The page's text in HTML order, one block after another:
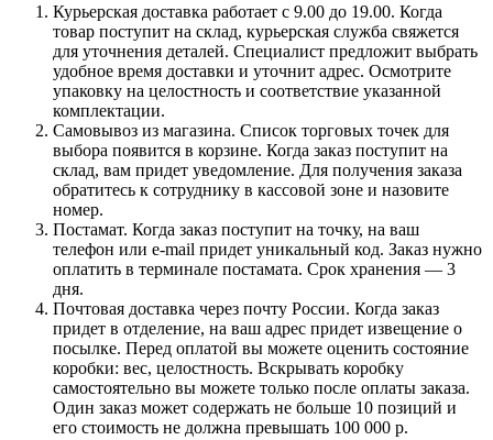
Курьерская доставка работает с 9.00 до 19.00. Когда
товар поступит на склад, курьерская служба свяжется
для уточнения деталей. Специалист предложит выбрать
удобное время доставки и уточнит адрес. Осмотрите
упаковку на целостность и соответствие указанной
комплектации.
Самовывоз из магазина. Список торговых точек для
выбора появится в корзине. Когда заказ поступит на
склад, вам придет уведомление. Для получения заказа
обратитесь к сотруднику в кассовой зоне и назовите
номер.
Постамат. Когда заказ поступит на точку, на ваш
телефон или e-mail придет уникальный код. Заказ нужно
оплатить в терминале постамата. Срок хранения — 3
дня.
Почтовая доставка через почту России. Когда заказ
придет в отделение, на ваш адрес придет извещение о
посылке. Перед оплатой вы можете оценить состояние
коробки: вес, целостность. Вскрывать коробку
самостоятельно вы можете только после оплаты заказа.
Один заказ может содержать не больше 10 позиций и
его стоимость не должна превышать 100 000 р.